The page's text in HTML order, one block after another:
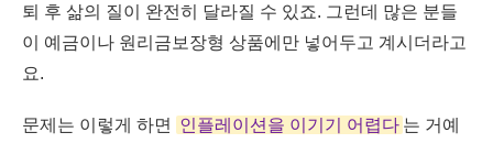
퇴 후 삶의 질이 완전히 달라질 수 있죠. 그런데 많은 분들
이 예금이나 원리금보장형 상품에만 넣어두고 계시더라고
요.
문제는 이렇게 하면 인플레이션을 이기기 어렵다 는 거예